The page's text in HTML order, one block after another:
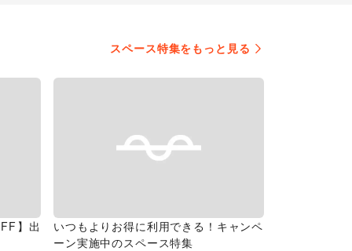
スペース特集をもっと見る
】出
いつもよりお得に利用できる！キャンペ
ーン実施中のスペース特集